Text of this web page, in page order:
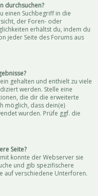
durchsuchen?
einen Suchbegriff in die
der Foren- oder
erhältst du, indem du
jeder Seite des Forums aus
gehalten und enthielt zu viele
werden. Stelle eine
die dir die erweiterte
möglich, dass dein(e)
wurden. Prüfe ggf. die
Seite?
konnte der Webserver sie
und gib spezifischere
auf verschiedene Unterforen.